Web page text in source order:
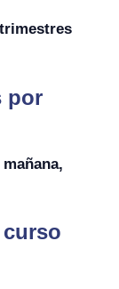
por
mañana,